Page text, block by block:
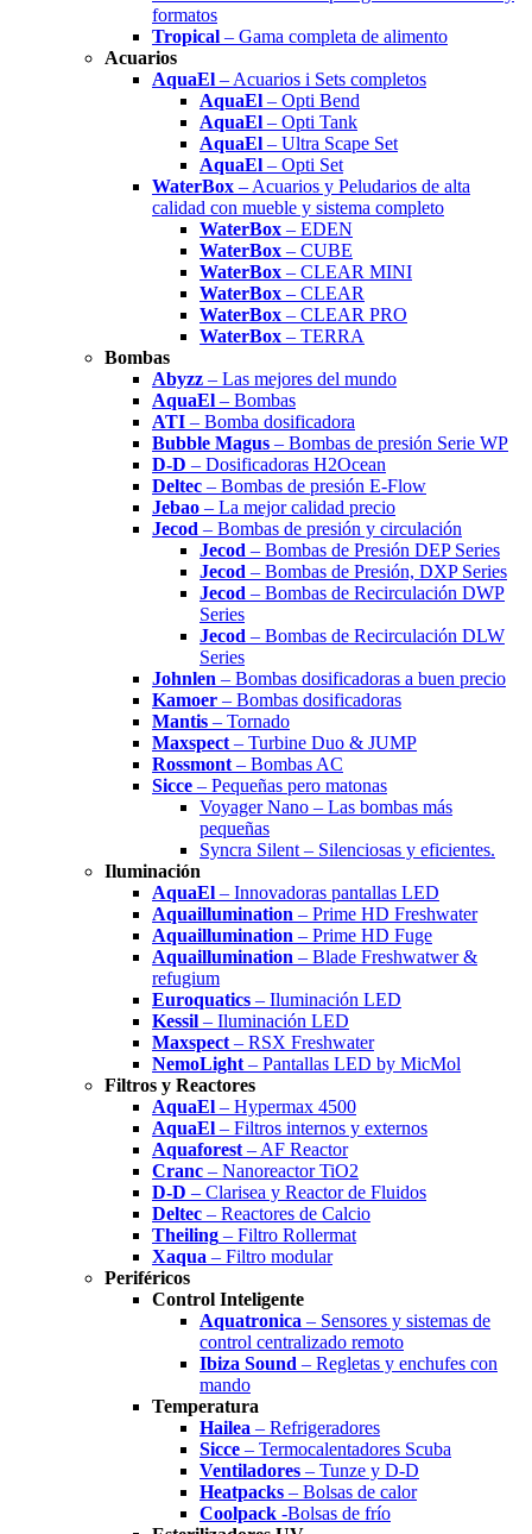
formatos
Tropical – Gama completa de alimento
Acuarios
AquaEl – Acuarios i Sets completos
AquaEl – Opti Bend
AquaEl – Opti Tank
AquaEl – Ultra Scape Set
AquaEl – Opti Set
WaterBox – Acuarios y Peludarios de alta
calidad con mueble y sistema completo
WaterBox – EDEN
WaterBox – CUBE
WaterBox – CLEAR MINI
WaterBox – CLEAR
WaterBox – CLEAR PRO
WaterBox – TERRA
Bombas
Abyzz – Las mejores del mundo
AquaEl – Bombas
ATI – Bomba dosificadora
Bubble Magus – Bombas de presión Serie WP
D-D – Dosificadoras H2Ocean
Deltec – Bombas de presión E-Flow
Jebao – La mejor calidad precio
Jecod – Bombas de presión y circulación
Jecod – Bombas de Presión DEP Series
Jecod – Bombas de Presión, DXP Series
Jecod – Bombas de Recirculación DWP
Series
Jecod – Bombas de Recirculación DLW
Series
Johnlen – Bombas dosificadoras a buen precio
Kamoer – Bombas dosificadoras
Mantis – Tornado
Maxspect – Turbine Duo & JUMP
Rossmont – Bombas AC
Sicce – Pequeñas pero matonas
Voyager Nano – Las bombas más
pequeñas
Syncra Silent – Silenciosas y eficientes.
Iluminación
AquaEl – Innovadoras pantallas LED
Aquaillumination – Prime HD Freshwater
Aquaillumination – Prime HD Fuge
Aquaillumination – Blade Freshwatwer &
refugium
Euroquatics – Iluminación LED
Kessil – Iluminación LED
Maxspect – RSX Freshwater
NemoLight – Pantallas LED by MicMol
Filtros y Reactores
AquaEl – Hypermax 4500
AquaEl – Filtros internos y externos
Aquaforest – AF Reactor
Cranc – Nanoreactor TiO2
D-D – Clarisea y Reactor de Fluidos
Deltec – Reactores de Calcio
Theiling – Filtro Rollermat
Xaqua – Filtro modular
Periféricos
Control Inteligente
Aquatronica – Sensores y sistemas de
control centralizado remoto
Ibiza Sound – Regletas y enchufes con
mando
Temperatura
Hailea – Refrigeradores
Sicce – Termocalentadores Scuba
Ventiladores – Tunze y D-D
Heatpacks – Bolsas de calor
Coolpack -Bolsas de frío